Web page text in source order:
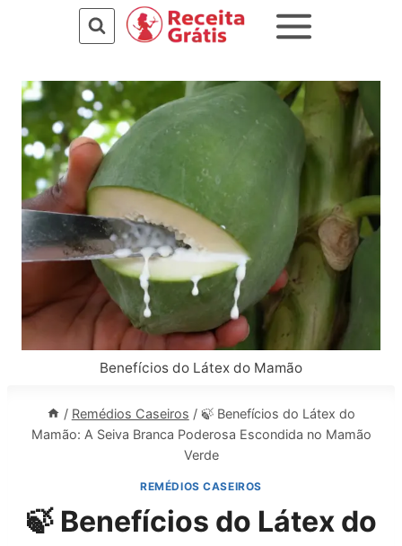
Conteúdo
Benefícios do Látex do Mamão
/ Remédios Caseiros / 🍃 Benefícios do Látex do
Mamão: A Seiva Branca Poderosa Escondida no Mamão
Verde
REMÉDIOS CASEIROS
🍃 Benefícios do Látex do